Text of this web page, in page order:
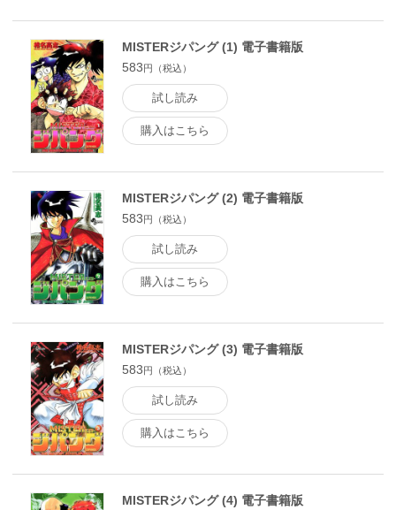
MISTERジパング (1) 電子書籍版
583円（税込）
試し読み
購入はこちら
MISTERジパング (2) 電子書籍版
583円（税込）
試し読み
購入はこちら
MISTERジパング (3) 電子書籍版
583 円（税込）
試し読み
購入はこちら
MISTERジパング (4) 電子書籍版